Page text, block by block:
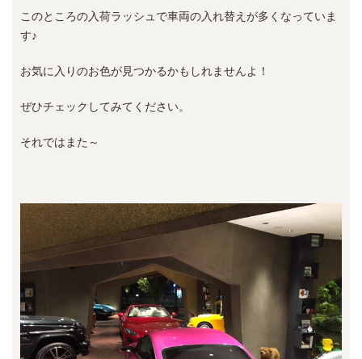
このところの入荷ラッシュで車両の入れ替えが多くなっていま
す♪
お気に入りのお色が見つかるかもしれませんよ！
ぜひチェックしてみてください。
それではまた～